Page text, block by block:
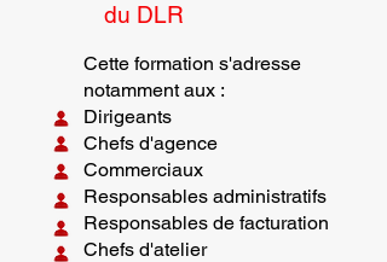
du DLR
Cette formation s'adresse
notamment aux :
Dirigeants
Chefs d'agence
Commerciaux
Responsables administratifs
Responsables de facturation
Chefs d'atelier